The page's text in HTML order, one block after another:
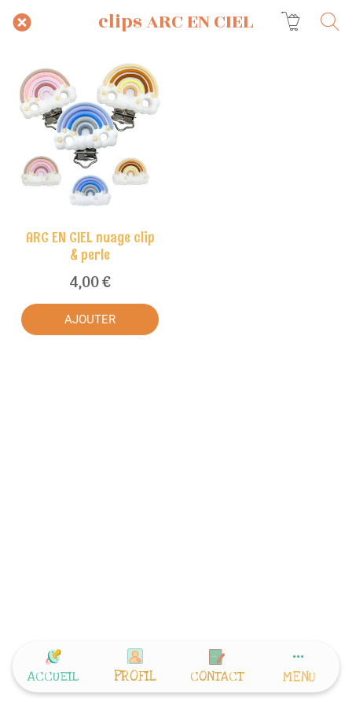
clips ARC EN CIEL
ARC EN CIEL nuage clip
& perle
4,00 €
AJOUTER
ACCUEIL PROFIL CONTACT MENU